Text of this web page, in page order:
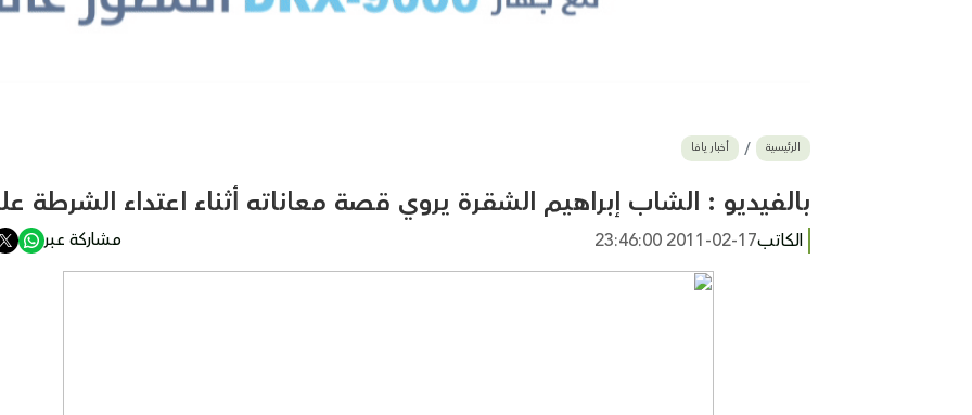
الرئيسية أخبار يافا
بالفيديو : الشاب إبراهيم الشقرة يروي قصة معاناته أثناء اعتداء الشرطة
الكاتب2011-02-17 23:46:00 مشاركة عبر